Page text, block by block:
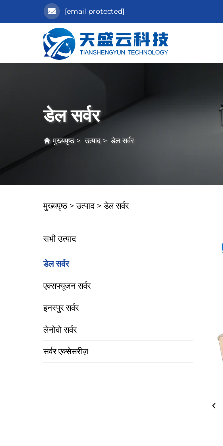
[email protected]
डेल सर्वर
मुख्यपृष्ठ>उत्पाद >डेल सर्वर
मुख्यपृष्ठ > उत्पाद >डेल सर्वर
सभी उत्पाद
डेल सर्वर
एक्सफ्यूजन सर्वर
इनस्पुर सर्वर
लेनोवो सर्वर
सर्वर एक्सेसरीज़